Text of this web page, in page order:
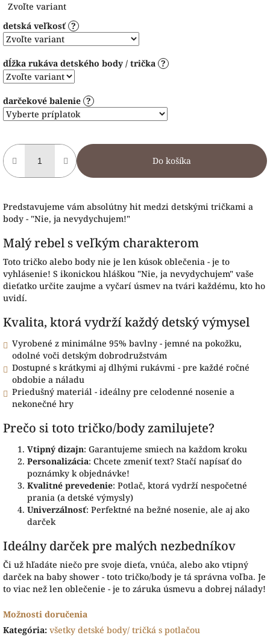
cena:
Zvoľte variant
detská veľkosť ?
dĺžka rukáva detského body / trička ?
darčekové balenie ?
Do košíka
Predstavujeme vám absolútny hit medzi detskými tričkami a
body - "Nie, ja nevydychujem!"
Malý rebel s veľkým charakterom
Toto tričko alebo body nie je len kúsok oblečenia - je to
vyhlásenie! S ikonickou hláškou "Nie, ja nevydychujem" vaše
dieťatko určite zaujme a vyčarí úsmev na tvári každému, kto ho
uvidí.
Kvalita, ktorá vydrží každý detský výmysel
Vyrobené z minimálne 95% bavlny - jemné na pokožku,
odolné voči detským dobrodružstvám
Dostupné s krátkymi aj dlhými rukávmi - pre každé ročné
obdobie a náladu
Priedušný materiál - ideálny pre celodenné nosenie a
nekonečné hry
Prečo si toto tričko/body zamilujete?
Vtipný dizajn: Garantujeme smiech na každom kroku
Personalizácia: Chcete zmeniť text? Stačí napísať do
poznámky k objednávke!
Kvalitné prevedenie: Potlač, ktorá vydrží nespočetné
prania (a detské výmysly)
Univerzálnosť: Perfektné na bežné nosenie, ale aj ako
darček
Ideálny darček pre malých nezbedníkov
Či už hľadáte niečo pre svoje dieťa, vnúča, alebo ako vtipný
darček na baby shower - toto tričko/body je tá správna voľba. Je
to viac než len oblečenie - je to záruka úsmevu a dobrej nálady!
Možnosti doručenia
Kategória: všetky detské body/ tričká s potlačou